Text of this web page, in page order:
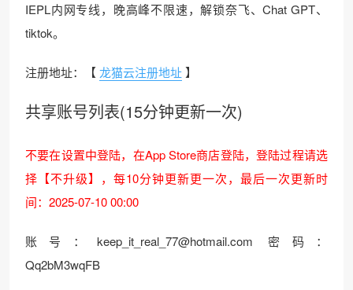
IEPL内网专线，晚高峰不限速，解锁奈飞、Chat GPT、
tiktok。
注册地址：【龙猫云注册地址】
共享账号列表(15分钟更新一次)
不要在设置中登陆，在App Store商店登陆，登陆过程请选
择【不升级】，每10分钟更新更一次，最后一次更新时
间：2025-07-10 00:00
账号：keep_it_real_77@hotmail.com 密码：
Qq2bM3wqFB